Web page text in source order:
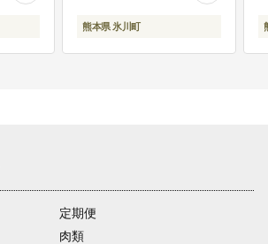
熊本県 氷川町
定期便
肉類